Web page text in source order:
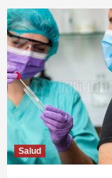
Salud